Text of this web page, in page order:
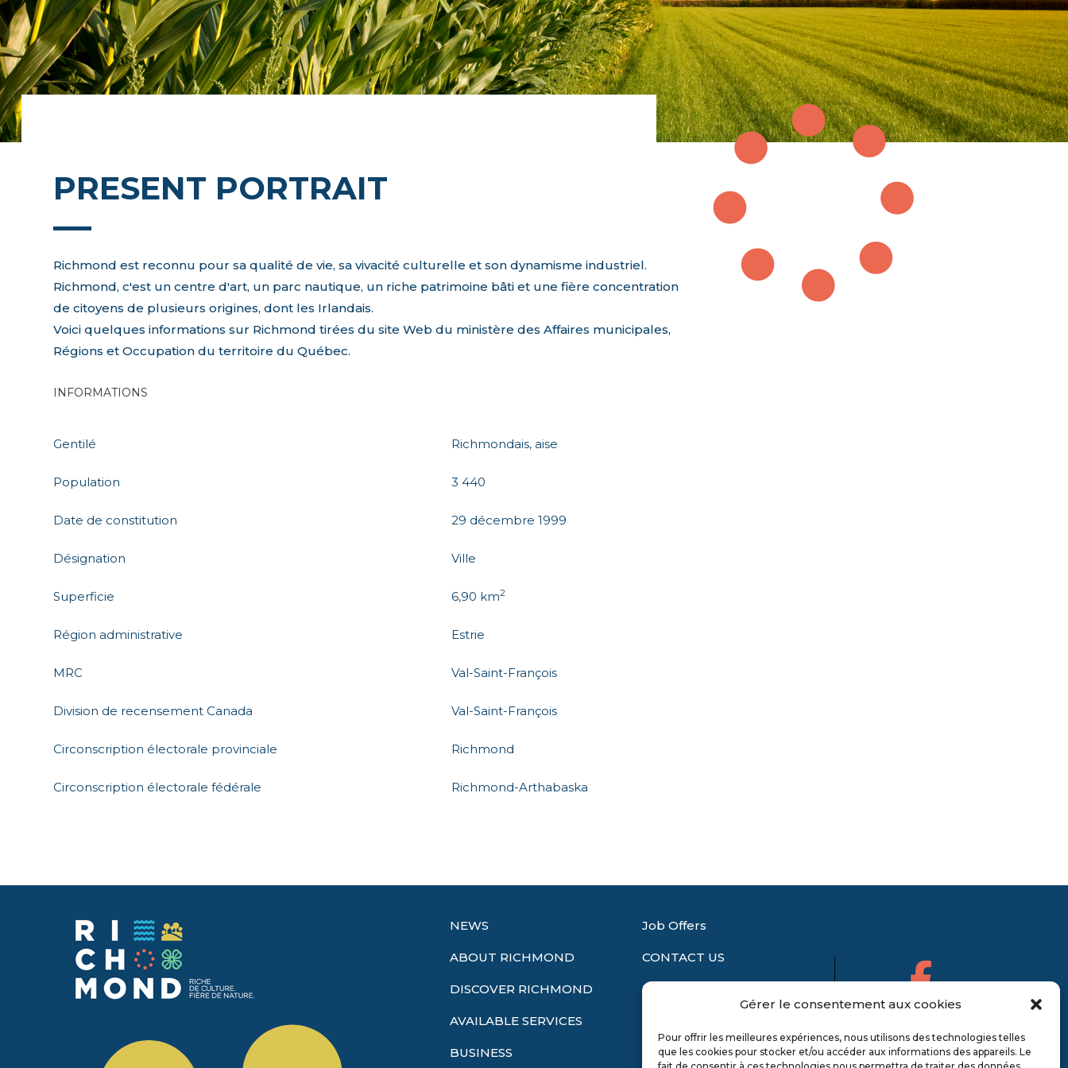
Gérer le consentement aux cookies
Pour offrir les meilleures expériences, nous utilisons des technologies telles
que les cookies pour stocker et/ou accéder aux informations des appareils. Le
PRESENT PORTRAIT
Richmond est reconnu pour sa qualité de vie, sa vivacité culturelle et son dynamisme industriel.
Richmond, c'est un centre d'art, un parc nautique, un riche patrimoine bâti et une fière concentration
de citoyens de plusieurs origines, dont les Irlandais.
Voici quelques informations sur Richmond tirées du site Web du ministère des Affaires municipales,
Régions et Occupation du territoire du Québec.
INFORMATIONS
Gentilé Richmondais, aise
Population 3 440
Date de constitution 29 décembre 1999
Désignation Ville
Superficie 6,90 km2
Région administrative Estrie
MRC Val-Saint-François
Division de recensement Canada Val-Saint-François
Circonscription électorale provinciale Richmond
Circonscription électorale fédérale Richmond-Arthabaska
NEWS
ABOUT RICHMOND
DISCOVER RICHMOND
AVAILABLE SERVICES
BUSINESS
Job Offers
CONTACT US
EXTRANET
Français